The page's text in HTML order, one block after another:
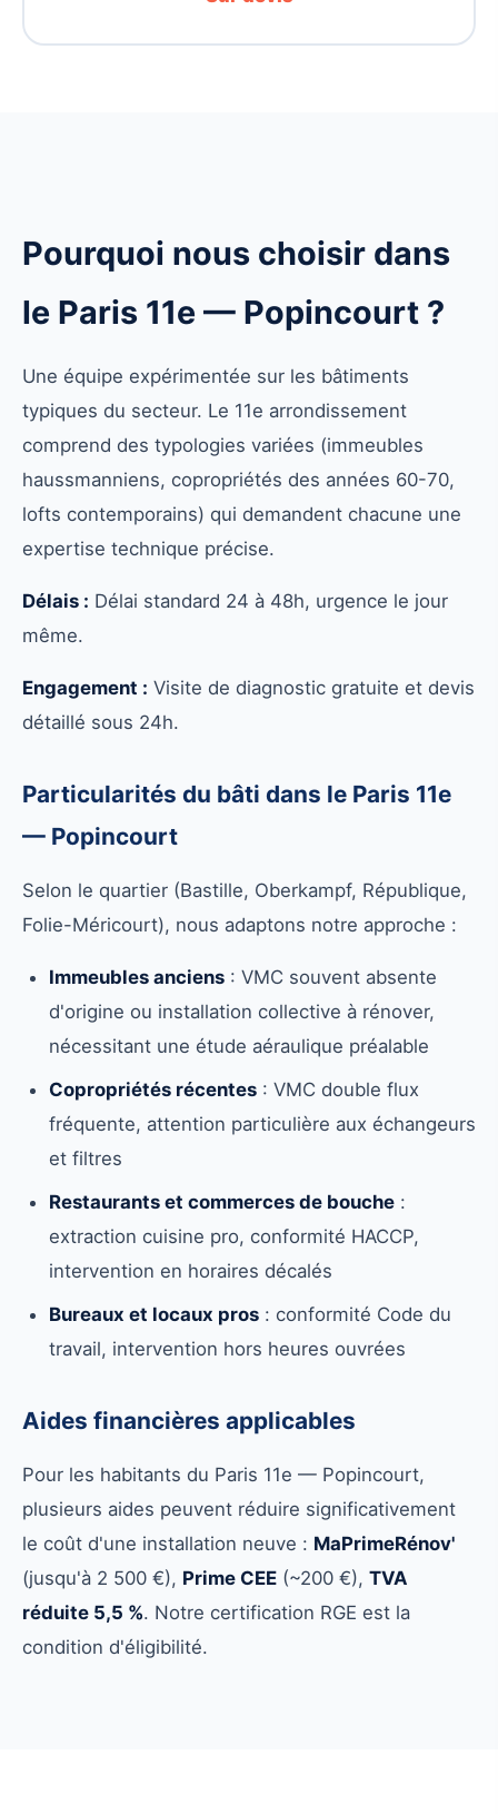
Pourquoi nous choisir dans
le Paris 11e — Popincourt ?
Une équipe expérimentée sur les bâtiments
typiques du secteur. Le 11e arrondissement
comprend des typologies variées (immeubles
haussmanniens, copropriétés des années 60-70,
lofts contemporains) qui demandent chacune une
expertise technique précise.
Délais : Délai standard 24 à 48h, urgence le jour
même.
Engagement : Visite de diagnostic gratuite et devis
détaillé sous 24h.
Particularités du bâti dans le Paris 11e
— Popincourt
Selon le quartier (Bastille, Oberkampf, République,
Folie-Méricourt), nous adaptons notre approche :
Immeubles anciens : VMC souvent absente
d'origine ou installation collective à rénover,
nécessitant une étude aéraulique préalable
Copropriétés récentes : VMC double flux
fréquente, attention particulière aux échangeurs
et filtres
Restaurants et commerces de bouche :
extraction cuisine pro, conformité HACCP,
intervention en horaires décalés
Bureaux et locaux pros : conformité Code du
travail, intervention hors heures ouvrées
Aides financières applicables
Pour les habitants du Paris 11e — Popincourt,
plusieurs aides peuvent réduire significativement
le coût d'une installation neuve : MaPrimeRénov'
(jusqu'à 2 500 €), Prime CEE (~200 €), TVA
réduite 5,5 %. Notre certification RGE est la
condition d'éligibilité.